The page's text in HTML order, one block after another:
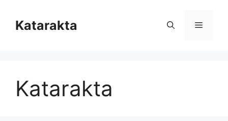
contentKatarakta Menu
Katarakta